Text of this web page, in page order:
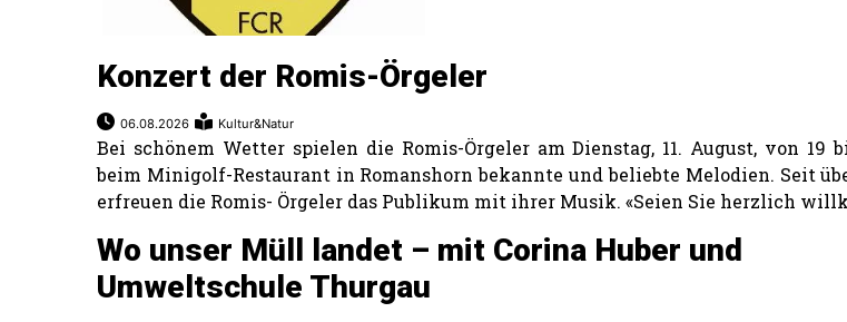
Konzert der Romis-Örgeler
06.08.2026 Kultur&Natur
Bei schönem Wetter spielen die Romis-Örgeler am Dienstag, 11. August, von 19
beim Minigolf-Restaurant in Romanshorn bekannte und beliebte Melodien. Seit
erfreuen die Romis- Örgeler das Publikum mit ihrer Musik. «Seien Sie herzlich
Wo unser Müll landet – mit Corina Huber und
Umweltschule Thurgau